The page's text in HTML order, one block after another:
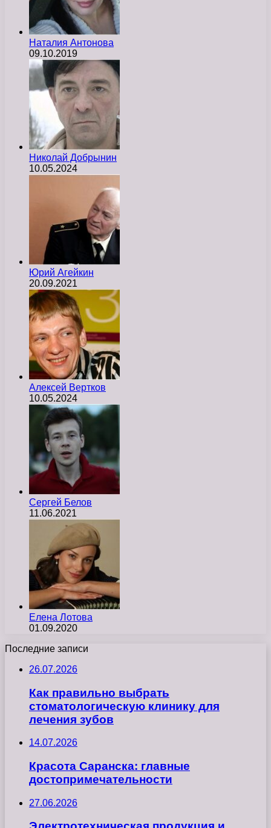
Наталия Антонова
09.10.2019
Николай Добрынин
10.05.2024
Юрий Агейкин
20.09.2021
Алексей Вертков
10.05.2024
Сергей Белов
11.06.2021
Елена Лотова
01.09.2020
Последние записи
26.07.2026
Как правильно выбрать
стоматологическую клинику для
лечения зубов
14.07.2026
Красота Саранска: главные
достопримечательности
27.06.2026